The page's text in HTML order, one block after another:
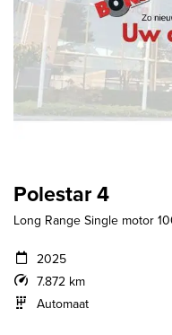
Polestar 4
Long Range Single motor
2025
7.872 km
Automaat